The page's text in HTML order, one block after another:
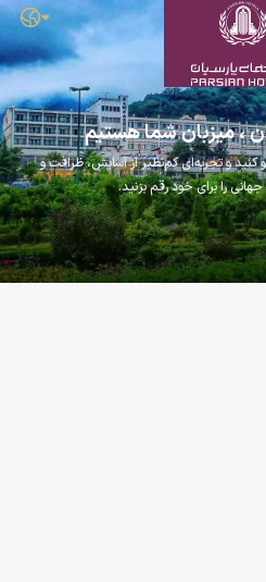
، میزبان شما هستیم
کنید و تجربه‌ای کم‌نظیر از آسایش، ظرافت و
را برای خود رقم بزنید.